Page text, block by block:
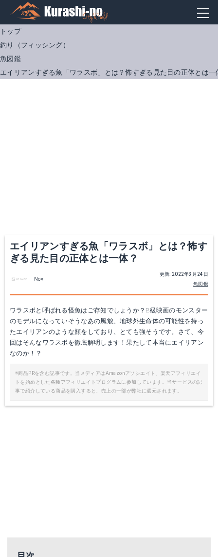
トップ
釣り（フィッシング）
魚図鑑
エイリアンすぎる魚「ワラスボ」とは？怖すぎる見た目の正体とは一
エイリアンすぎる魚「ワラスボ」とは？怖す
ぎる見た目の正体とは一体？
更新: 2022年3月24日
魚図鑑
Nov
ワラスボと呼ばれる怪魚はご存知でしょうか？B級映画のモンスター
のモデルになっていそうなあの風貌、地球外生命体の可能性を持っ
たエイリアンのような顔をしており、とても強そうです。さて、今
回はそんなワラスボを徹底解明します！果たして本当にエイリアン
なのか！？
※商品PRを含む記事です。当メディアはAmazonアソシエイト、楽天アフィリエイ
トを始めとした各種アフィリエイトプログラムに参加しています。当サービスの記
事で紹介している商品を購入すると、売上の一部が弊社に還元されます。